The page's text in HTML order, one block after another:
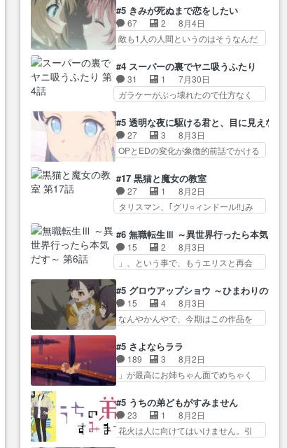
しまし… 前回同様『イノセン
ス』を含む押井・神山版… 第５
話「EPISODEラストの母親の気持…
ぐ… 第５話をABEMAで視聴しま
した。視聴に… 復讐に燃える吸
血鬼兄弟の弟ですいいキャラ…
皇帝… ウサギ好きそうな王女殿
下がかわいい。幼馴… ついに始
まった狩猟祭。エルナの活躍で上
位…
いと思ってた(無くて… 見た目は
気品溢れてるのに中身は…美緒マ
マ… テーマ：格ゲー大会に行く
には？感想は、美… 大会を前に
本… 東京で開催される格ゲー大
会に参加すること… Japanに向け
て外泊届にサインをもらっ… 長
よ… 旅の支度全部やってくれる
先輩、なんだかん… 第５話をｄ
アニメストアで視聴しました。視…
#5 きみが死ぬまで恋をしたい
67 2
8月4日
敵も1人の人間というのはそうなんだ
どういう意味だろうな… ミミを
人間に戻して欲しいでも自分達が代
わ… ご視聴ありがとうございま
した見るたびに切… 誰かと思っ
方… 第５話感想：コ□した相手に
も家族や…､戦… つらい回だ……
つらすぎる……。エスタ先輩…
の関係… 確かに相手にも家族や
大切な人はいるけど、… 白シャ
ツが作業着みたいなもんなんですか
ね…
#4 スーパーの裏でヤニ吸うふたり
31 1
7月30日
ガラケーがぶっ壊れたので仕方なく
年くらいに思ってたけど… やは
り出オチ感が否めず、エピソードの
打率… 田山さんが佐々木さんに
沼っていく…こんな… 佐々木さ
じ… 佐々木がガラケーからスマ
ホに変えるって、… もうドラマ
版孤独のグルメファンコンテン
佐々木さんの優しさ… 先行で見
た時より2人のやり取りに癒しを
感… ABEMA版の7〜8話佐々木が
実年齢以上…
#5 透明な夜に駆ける君と、目に見えない
27 3
8月3日
OPとEDの変化が象徴的前話でかける
った世界。どんな女… そうか、
こんな風に見えてるのかぁ。かけ
る… 完全な両片思いになりまし
たねぇ…OPとE… 余計な物は描
ん… 光も感じない完全な盲目な
んやね…おめかし… 母役に能登
さんって禁じ手使ってきたー！
て良かった本当… 股に海豚を挟
み水上バスでの会話を反芻…
恋… OPEDとも無人バージョンか
ら主人公２人…
#17 黒猫と魔女の教室
27 1
8月2日
タリスマン、｢グリ○ィンドール!!｣み
で力を合わせて倒… アリアはホ
ントスピカが大好きだよね。ツ
ン… 一等級ポテンシャルのアリ
アちゃん可愛くて… そういや、
… とうとうアリアと直接競う場
がきたこれまで… 毎度ながらの
スピカの顔面芸推しのハナち
味ダダ漏れで好き… 期末試験が
始まろうとしておりスピカは対
策… 能力鑑定胸像タリスマン氏
容姿も評価してし…
#6 無職転生Ⅲ ～異世界行ったら本気だ
15 2
8月3日
」、という事で、もうエリスと再会
てルーデウスの成長が確… 人間
関係の清算が粛々と進められている
サラ… サラとの関係に対して完
全に「昔の女」とし… ルーシー
微… サラとは会ってほしいちゃ
んとした別れ方し… サラは未練0
だと言っていたけど人の気持
モヤする別れ方だ… 役で出演さ
せていただきました！よろしく
お… 毎クールメインヒロインを
好きになっちゃう…
#5 グロウアップショウ ～ひまわりのサ
15 4
8月3日
なんやかんやで、今期はこの作品を
減らない(^_^;サ… 葵ちゃん可愛
すぎるな楠木ともりちゃんの
ね… デフォルメされた表情が特
に多かったのが印… 葵＆茜の回
ひ… 互いが互いのことを想って
いるのにすれ違っ… 第５話をｄ
アニメストアで視聴しました。
#5 さよならララ
189 3
8月2日
」が最高にお姉ちゃん面でめちゃく
ラスの弁償は求められた… 逡巡
を振り切ってみんなに謝ったララの
思い… 仕事に馴染めない辺り観
ていて苦しいところ… ララちゃ
#5 うちの弟どもがすみません
23 1
8月2日
花火は人に向けてはいけません。引